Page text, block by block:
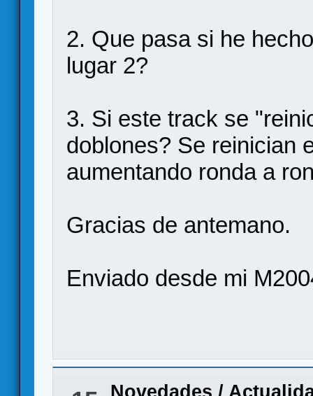
2. Que pasa si he
lugar 2?
3. Si este track se
doblones? Se reinician
aumentando ronda a
Gracias de antemano.
Enviado desde mi